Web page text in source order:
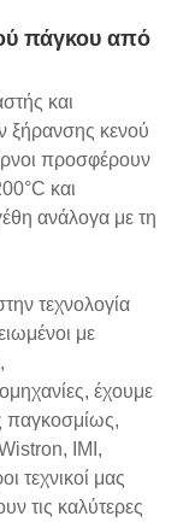
πάγκου από
και
ξήρανσης κενού
προσφέρουν
και
ανάλογα με τη
τεχνολογία
με
έχουμε
παγκοσμίως,
IMI,
τεχνικοί μας
τις καλύτερες